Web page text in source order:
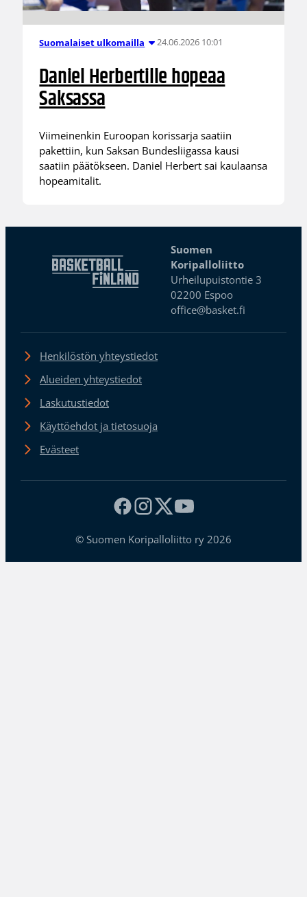
Suomalaiset ulkomailla 24.06.2026 10:01
Daniel Herbertille hopeaa
Saksassa
Viimeinenkin Euroopan korissarja saatiin
pakettiin, kun Saksan Bundesliigassa kausi
saatiin päätökseen. Daniel Herbert sai kaulaansa
hopeamitalit.
Suomen
Koripalloliitto
Urheilupuistontie 3
02200 Espoo
office@basket.fi
Henkilöstön yhteystiedot
Alueiden yhteystiedot
Laskutustiedot
Käyttöehdot ja tietosuoja
Evästeet
© Suomen Koripalloliitto ry 2026